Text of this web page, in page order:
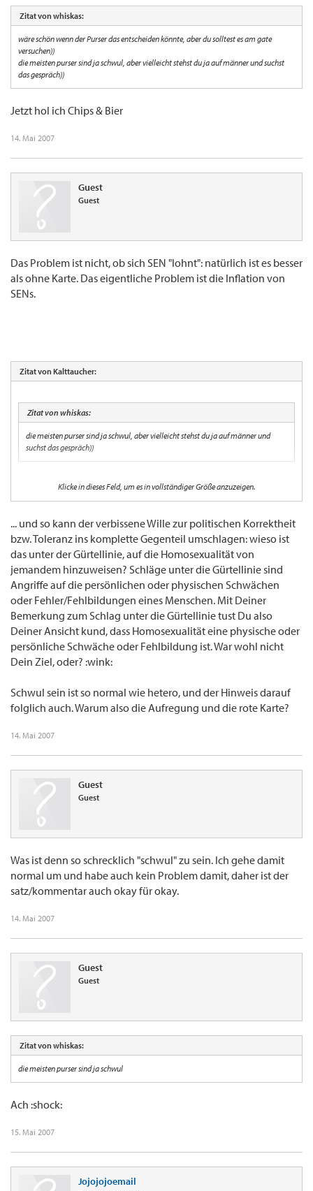
Zitat von whiskas:
wäre schön wenn der Purser das entscheiden könnte, aber du solltest es am gate
versuchen))
die meisten purser sind ja schwul, aber vielleicht stehst du ja auf männer und suchst
das gespräch))
Jetzt hol ich Chips & Bier
14. Mai 2007
Guest
Guest
Das Problem ist nicht, ob sich SEN "lohnt": natürlich ist es besser
als ohne Karte. Das eigentliche Problem ist die Inflation von
SENs.
Zitat von Kalttaucher:
Zitat von whiskas:
die meisten purser sind ja schwul, aber vielleicht stehst du ja auf männer und
suchst das gespräch))
Finde ich absolut unter der Gürtelline
Klicke in dieses Feld, um es in vollständiger Größe anzuzeigen.
... und so kann der verbissene Wille zur politischen Korrektheit
bzw. Toleranz ins komplette Gegenteil umschlagen: wieso ist
das unter der Gürtellinie, auf die Homosexualität von
jemandem hinzuweisen? Schläge unter die Gürtellinie sind
Angriffe auf die persönlichen oder physischen Schwächen
oder Fehler/Fehlbildungen eines Menschen. Mit Deiner
Bemerkung zum Schlag unter die Gürtellinie tust Du also
Deiner Ansicht kund, dass Homosexualität eine physische oder
persönliche Schwäche oder Fehlbildung ist. War wohl nicht
Dein Ziel, oder? :wink:
Schwul sein ist so normal wie hetero, und der Hinweis darauf
folglich auch. Warum also die Aufregung und die rote Karte?
14. Mai 2007
Guest
Guest
Was ist denn so schrecklich "schwul" zu sein. Ich gehe damit
normal um und habe auch kein Problem damit, daher ist der
satz/kommentar auch okay für okay.
14. Mai 2007
Guest
Guest
Zitat von whiskas:
die meisten purser sind ja schwul
Ach :shock:
15. Mai 2007
Jojojojoemail